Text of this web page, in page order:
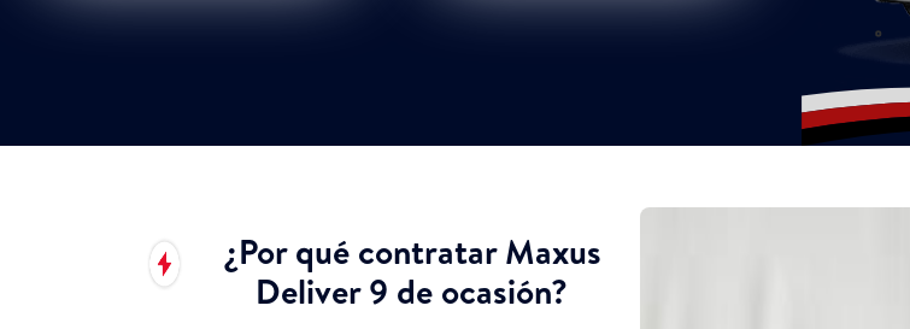
¿Por qué contratar Maxus
Deliver 9 de ocasión?